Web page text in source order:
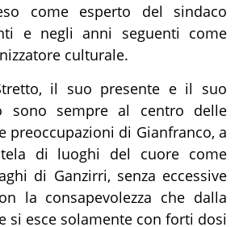
come esperto del sindaco
e negli anni seguenti come
culturale.
il suo presente e il suo
sono sempre al centro delle
preoccupazioni di Gianfranco, a
di luoghi del cuore come
di Ganzirri, senza eccessive
la consapevolezza che dalla
si esce solamente con forti dosi